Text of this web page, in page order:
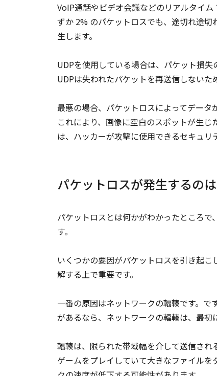
VoIP通話やビデオ会議などのリアルタイ
ずか 2% のパケットロスでも、途切れ途
生します。
UDPを使用している場合は、パケット損失
UDPは失われたパケットを再送信しないた
最悪の場合、パケットロスによってデータ
これにより、画像に空白のスポットが生
は、ハッカーが攻撃に使用できるセキュリ
パケットロスが発生するの
パケットロスとは何かがわかったところ
す。
いくつかの要因がパケットロスを引き起
解する上で重要です。
一番の原因はネットワークの輻輳です。
があるなら、ネットワークの輻輳は、最初
輻輳は、限られた帯域幅を介して送信さ
ゲームをプレイしていて大きなファイル